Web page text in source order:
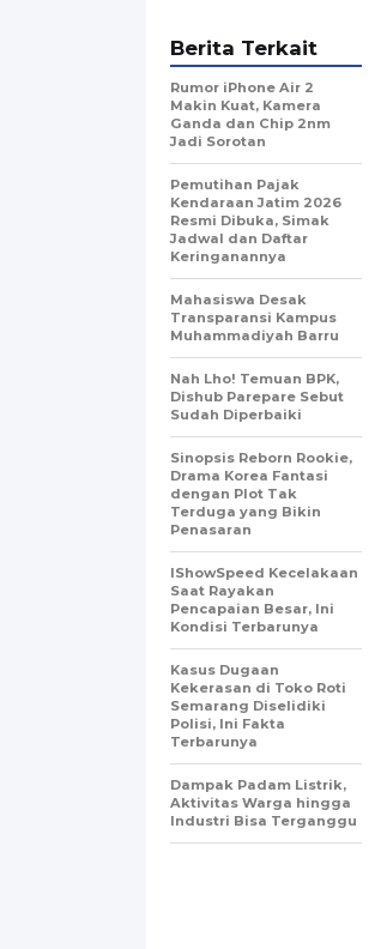
Berita Terkait
Rumor iPhone Air 2
Makin Kuat, Kamera
Ganda dan Chip 2nm
Jadi Sorotan
Pemutihan Pajak
Kendaraan Jatim 2026
Resmi Dibuka, Simak
Jadwal dan Daftar
Keringanannya
Mahasiswa Desak
Transparansi Kampus
Muhammadiyah Barru
Nah Lho! Temuan BPK,
Dishub Parepare Sebut
Sudah Diperbaiki
Sinopsis Reborn Rookie,
Drama Korea Fantasi
dengan Plot Tak
Terduga yang Bikin
Penasaran
IShowSpeed Kecelakaan
Saat Rayakan
Pencapaian Besar, Ini
Kondisi Terbarunya
Kasus Dugaan
Kekerasan di Toko Roti
Semarang Diselidiki
Polisi, Ini Fakta
Terbarunya
Dampak Padam Listrik,
Aktivitas Warga hingga
Industri Bisa Terganggu